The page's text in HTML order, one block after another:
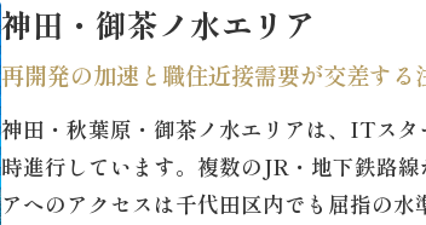
神田・御茶ノ水エリア
再開発の加速と職住近接需要が交差する
神田・秋葉原・御茶ノ水エリアは、ITス
時進行しています。複数のJR・地下鉄路
アへのアクセスは千代田区内でも屈指の